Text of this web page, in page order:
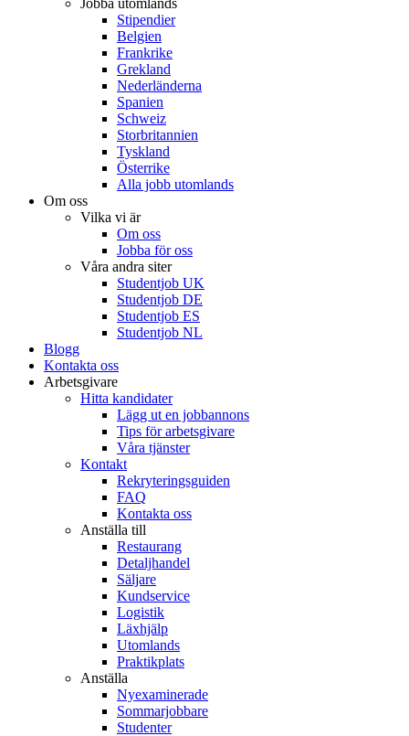
Jobba utomlands
Stipendier
Belgien
Frankrike
Grekland
Nederländerna
Spanien
Schweiz
Storbritannien
Tyskland
Österrike
Alla jobb utomlands
Om oss
Vilka vi är
Om oss
Jobba för oss
Våra andra siter
Studentjob UK
Studentjob DE
Studentjob ES
Studentjob NL
Blogg
Kontakta oss
Arbetsgivare
Hitta kandidater
Lägg ut en jobbannons
Tips för arbetsgivare
Våra tjänster
Kontakt
Rekryteringsguiden
FAQ
Kontakta oss
Anställa till
Restaurang
Detaljhandel
Säljare
Kundservice
Logistik
Läxhjälp
Utomlands
Praktikplats
Anställa
Nyexaminerade
Sommarjobbare
Studenter